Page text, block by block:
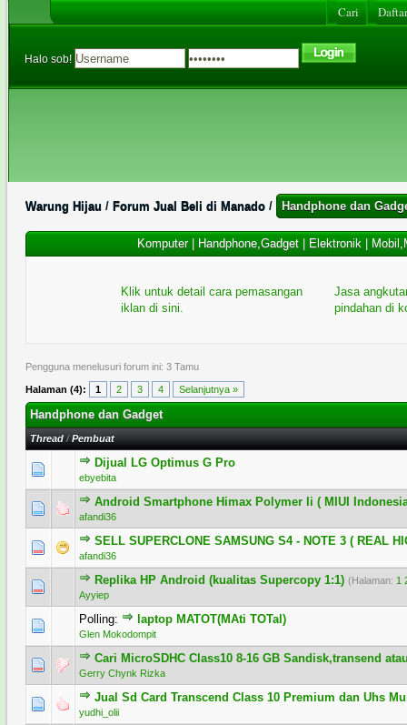
Cari
Halo sob!
Warung Hijau / Forum Jual Beli di Manado / Handphone dan
Komputer| Handphone,Gadget| Elektronik|
Klik untuk detail cara pemasangan
iklan di sini.
Jasa
pindahan di
Pengguna menelusuri forum ini: 3 Tamu
Halaman (4): 1 2 3 4 Selanjutnya »
Handphone dan Gadget
Thread/Pembuat
Dijual LG Optimus G Pro
ebyebita
0 Voting - 0 dari 5 secara Rata-rata
123 45
Android Smartphone Himax Polymer li ( MIUI
afandi36
0 Voting - 0 dari 5 secara Rata-rata
12345
SELL SUPERCLONE SAMSUNG S4 - NOTE 3 ( REAL
afandi36
0 Voting - 0 dari 5 secara Rata-rata
12345
Replika HP Android (kualitas Supercopy 1:1) (Halaman: 1
Ayyiep
1 Voting - 5 dari 5 secara Rata-rata
1234 5
Polling: laptop MATOT(MAti TOTal)
Glen Mokodompit
0 Voting - 0 dari 5 secara Rata-rata
123 45
Cari MicroSDHC Class10 8-16 GB Sandisk,transend
Gerry Chynk Rizka
0 Voting - 0 dari 5 secara Rata-rata
1 2345
Jual Sd Card Transcend Class 10 Premium dan Uhs
yudhi_olii
0 Voting - 0 dari 5 secara Rata-rata
12345